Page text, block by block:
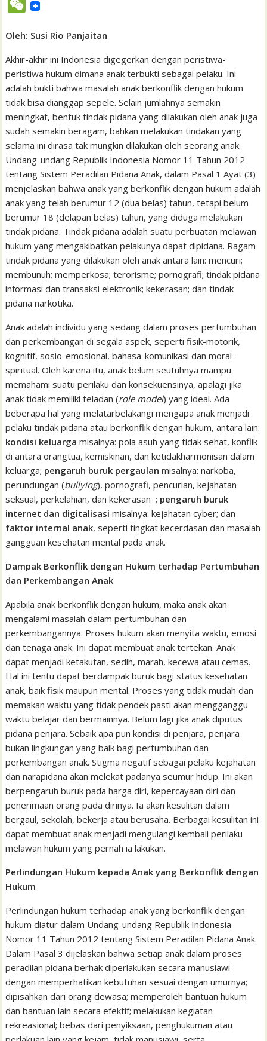
e
o
o
k
t
e
r
t
A
p
p
i
M
a
i
l
g
e
d
I
t
W
C
h
a
t
Oleh: Susi Rio Panjaitan
Akhir-akhir ini Indonesia digegerkan dengan peristiwa-
peristiwa hukum dimana anak terbukti sebagai pelaku. Ini
adalah bukti bahwa masalah anak berkonflik dengan hukum
tidak bisa dianggap sepele. Selain jumlahnya semakin
meningkat, bentuk tindak pidana yang dilakukan oleh anak juga
sudah semakin beragam, bahkan melakukan tindakan yang
selama ini dirasa tak mungkin dilakukan oleh seorang anak.
Undang-undang Republik Indonesia Nomor 11 Tahun 2012
tentang Sistem Peradilan Pidana Anak, dalam Pasal 1 Ayat (3)
menjelaskan bahwa anak yang berkonflik dengan hukum adalah
anak yang telah berumur 12 (dua belas) tahun, tetapi belum
berumur 18 (delapan belas) tahun, yang diduga melakukan
tindak pidana. Tindak pidana adalah suatu perbuatan melawan
hukum yang mengakibatkan pelakunya dapat dipidana. Ragam
tindak pidana yang dilakukan oleh anak antara lain: mencuri;
membunuh; memperkosa; terorisme; pornografi; tindak pidana
informasi dan transaksi elektronik; kekerasan; dan tindak
pidana narkotika.
Anak adalah individu yang sedang dalam proses pertumbuhan
dan perkembangan di segala aspek, seperti fisik-motorik,
kognitif, sosio-emosional, bahasa-komunikasi dan moral-
spiritual. Oleh karena itu, anak belum seutuhnya mampu
memahami suatu perilaku dan konsekuensinya, apalagi jika
anak tidak memiliki teladan (role model) yang ideal. Ada
beberapa hal yang melatarbelakangi mengapa anak menjadi
pelaku tindak pidana atau berkonflik dengan hukum, antara lain:
kondisi keluarga misalnya: pola asuh yang tidak sehat, konflik
di antara orangtua, kemiskinan, dan ketidakharmonisan dalam
keluarga; pengaruh buruk pergaulan misalnya: narkoba,
perundungan (bullying), pornografi, pencurian, kejahatan
seksual, perkelahian, dan kekerasan ; pengaruh buruk
internet dan digitalisasimisalnya: kejahatan cyber; dan
faktor internal anak, seperti tingkat kecerdasan dan masalah
gangguan kesehatan mental pada anak.
Dampak Berkonflik dengan Hukum terhadap Pertumbuhan
dan Perkembangan Anak
Apabila anak berkonflik dengan hukum, maka anak akan
mengalami masalah dalam pertumbuhan dan
perkembangannya. Proses hukum akan menyita waktu, emosi
dan tenaga anak. Ini dapat membuat anak tertekan. Anak
dapat menjadi ketakutan, sedih, marah, kecewa atau cemas.
Hal ini tentu dapat berdampak buruk bagi status kesehatan
anak, baik fisik maupun mental. Proses yang tidak mudah dan
memakan waktu yang tidak pendek pasti akan mengganggu
waktu belajar dan bermainnya. Belum lagi jika anak diputus
pidana penjara. Sebaik apa pun kondisi di penjara, penjara
bukan lingkungan yang baik bagi pertumbuhan dan
perkembangan anak. Stigma negatif sebagai pelaku kejahatan
dan narapidana akan melekat padanya seumur hidup. Ini akan
berpengaruh buruk pada harga diri, kepercayaan diri dan
penerimaan orang pada dirinya. Ia akan kesulitan dalam
bergaul, sekolah, bekerja atau berusaha. Berbagai kesulitan ini
dapat membuat anak menjadi mengulangi kembali perilaku
melawan hukum yang pernah ia lakukan.
Perlindungan Hukum kepada Anak yang Berkonflik dengan
Hukum
Perlindungan hukum terhadap anak yang berkonflik dengan
hukum diatur dalam Undang-undang Republik Indonesia
Nomor 11 Tahun 2012 tentang Sistem Peradilan Pidana Anak.
Dalam Pasal 3 dijelaskan bahwa setiap anak dalam proses
peradilan pidana berhak diperlakukan secara manusiawi
dengan memperhatikan kebutuhan sesuai dengan umurnya;
dipisahkan dari orang dewasa; memperoleh bantuan hukum
dan bantuan lain secara efektif; melakukan kegiatan
rekreasional; bebas dari penyiksaan, penghukuman atau